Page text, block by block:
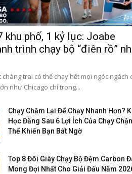
khu phố, 1 kỷ lục: Joabe
trình chạy bộ “điên rồ”
chàng trai có thể chạy hết mọi ngóc ngách
như Chicago chỉ trong...
Chạy Chậm Lại Để Chạy Nhanh Hơn?
Học Đằng Sau 6 Lợi Ích Của Chạy
Thể Khiến Bạn Bất Ngờ
Top 8 Đôi Giày Chạy Bộ Đệm Carbon
Mong Đợi Nhất Cho Giải Đấu Năm